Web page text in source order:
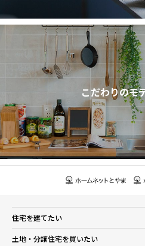
こだわりのモ
住宅を建てたい
土地・分譲住宅を買いたい